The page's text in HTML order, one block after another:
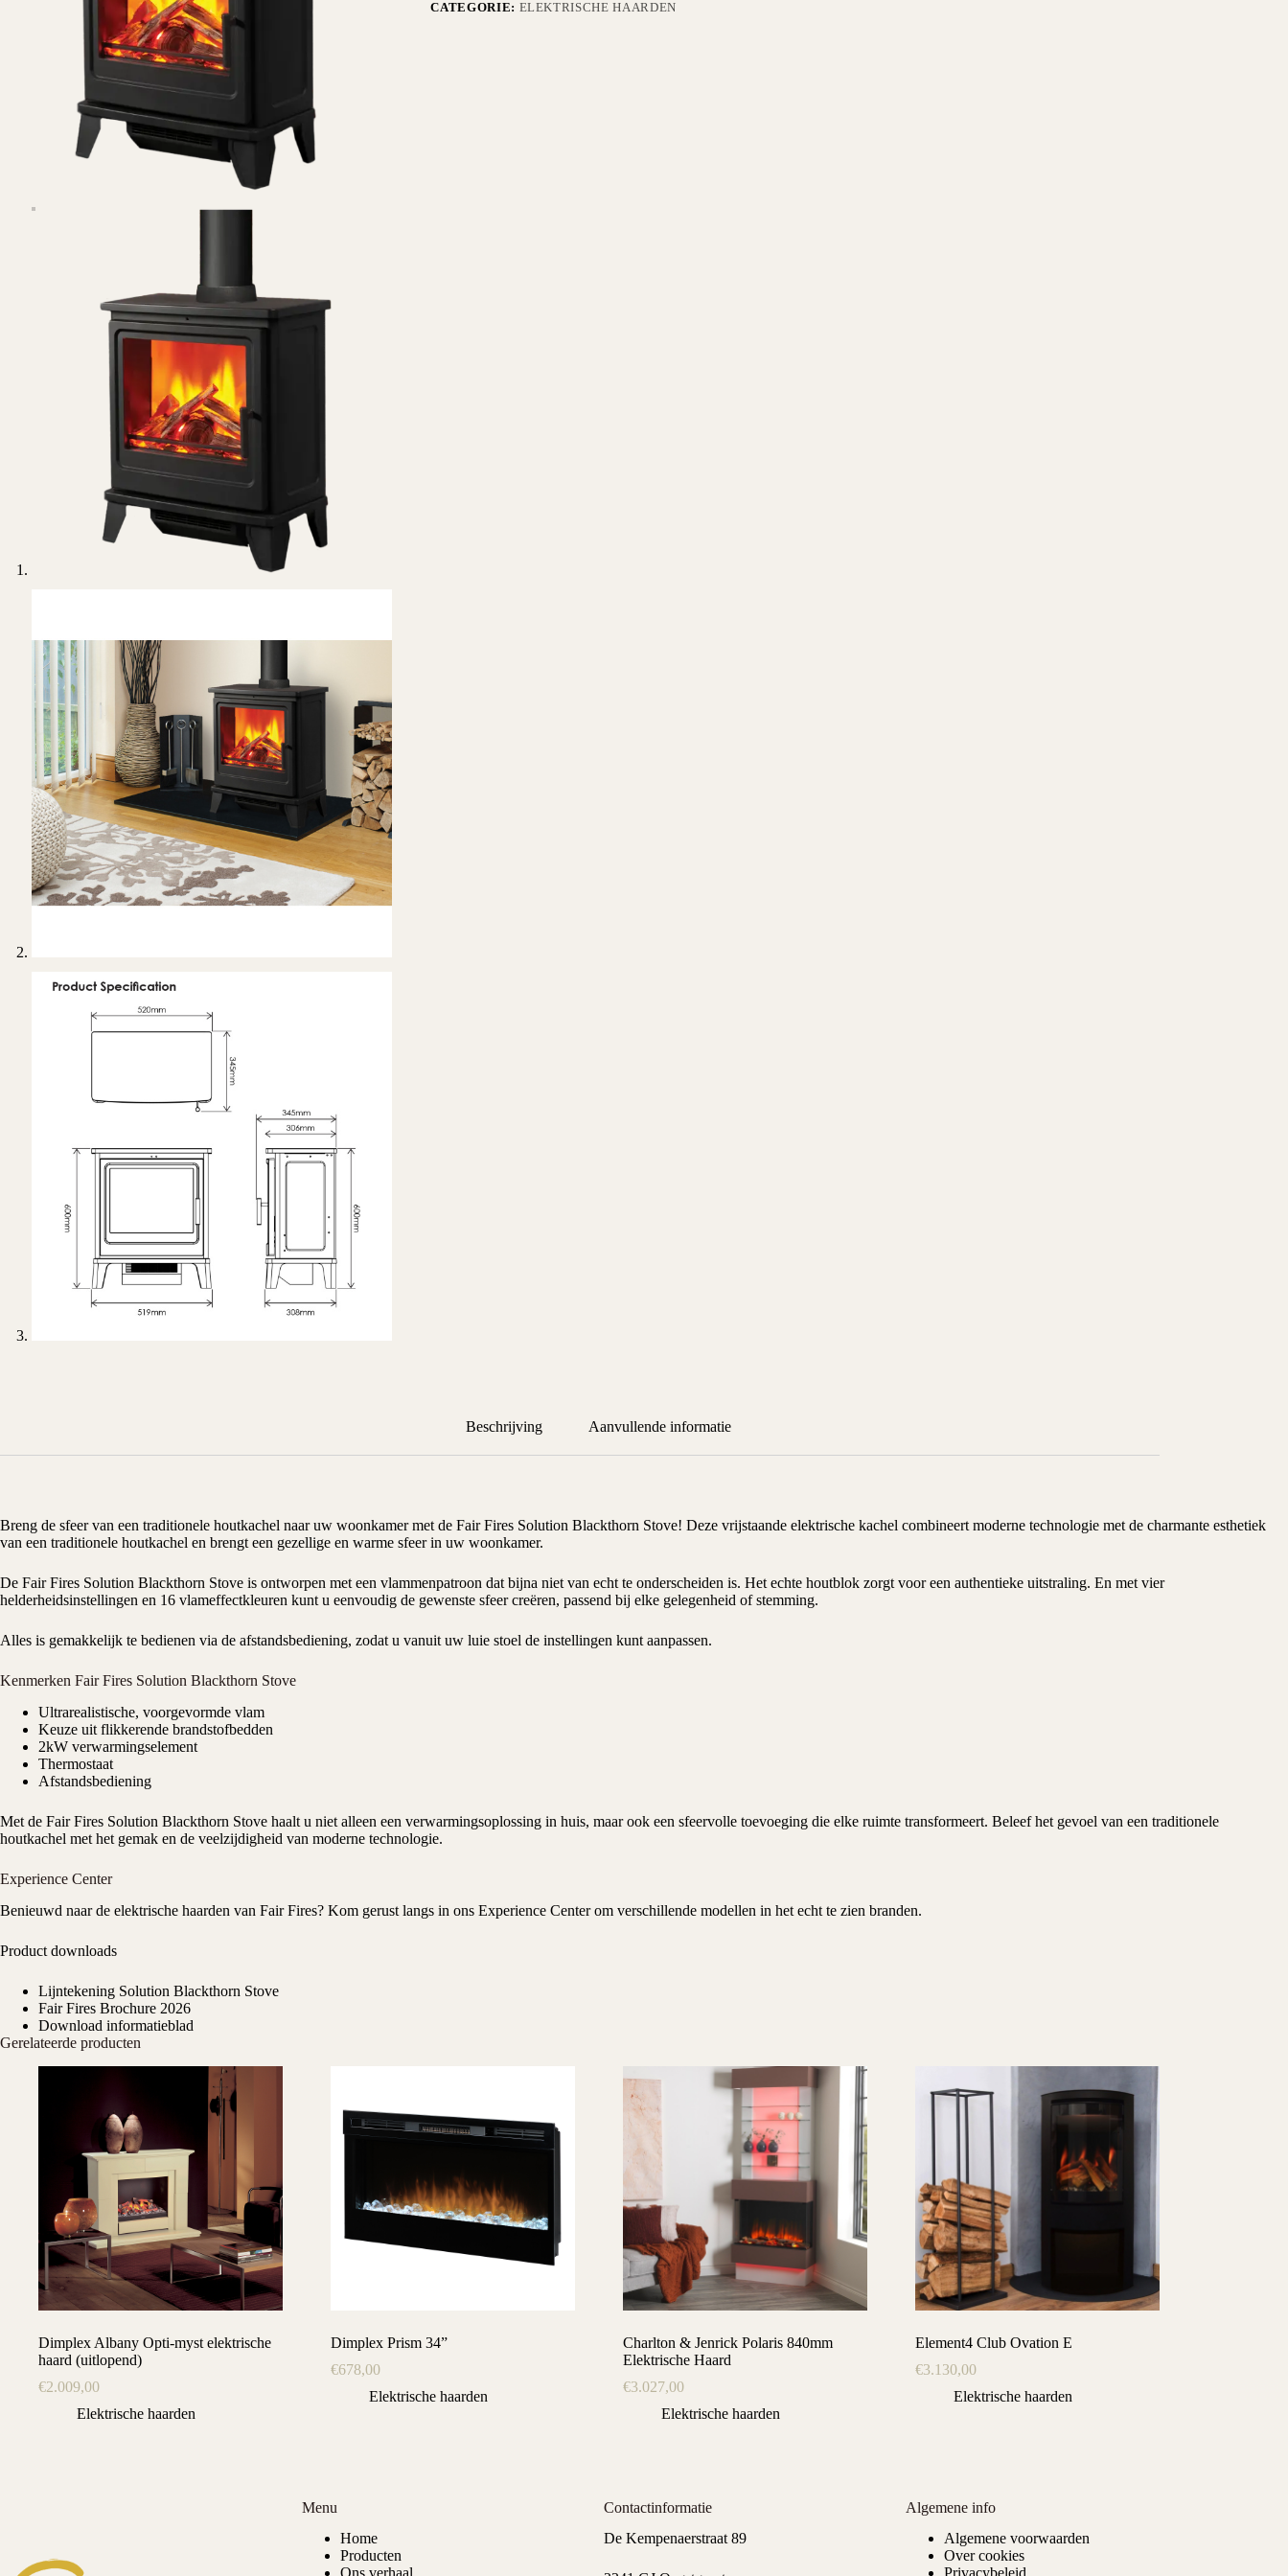
CATEGORIE: ELEKTRISCHE HAARDEN
Beschrijving Aanvullende informatie
Breng de sfeer van een traditionele houtkachel naar uw woonkamer met de Fair Fires Solution Blackthorn Stove! Deze vrijstaande elektrische kachel combineert moderne technologie met de charmante esthetiek
van een traditionele houtkachel en brengt een gezellige en warme sfeer in uw woonkamer.
De Fair Fires Solution Blackthorn Stove is ontworpen met een vlammenpatroon dat bijna niet van echt te onderscheiden is. Het echte houtblok zorgt voor een authentieke uitstraling. En met vier
helderheidsinstellingen en 16 vlameffectkleuren kunt u eenvoudig de gewenste sfeer creëren, passend bij elke gelegenheid of stemming.
Alles is gemakkelijk te bedienen via de afstandsbediening, zodat u vanuit uw luie stoel de instellingen kunt aanpassen.
Kenmerken Fair Fires Solution Blackthorn Stove
Ultrarealistische, voorgevormde vlam
Keuze uit flikkerende brandstofbedden
2kW verwarmingselement
Thermostaat
Afstandsbediening
Met de Fair Fires Solution Blackthorn Stove haalt u niet alleen een verwarmingsoplossing in huis, maar ook een sfeervolle toevoeging die elke ruimte transformeert. Beleef het gevoel van een traditionele
houtkachel met het gemak en de veelzijdigheid van moderne technologie.
Experience Center
Benieuwd naar de elektrische haarden van Fair Fires? Kom gerust langs in ons Experience Centerom verschillende modellen in het echt te zien branden.
Product downloads
Lijntekening Solution Blackthorn Stove
Fair Fires Brochure 2026
Download informatieblad
Gerelateerde producten
Dimplex Albany Opti-myst elektrische
haard (uitlopend)
€2.009,00
Elektrische haarden
Dimplex Prism 34”
€678,00
Elektrische haarden
Charlton & Jenrick Polaris 840mm
Elektrische Haard
€3.027,00
Elektrische haarden
Element4 Club Ovation E
€3.130,00
Elektrische haarden
Menu
Home
Producten
Contactinformatie
De Kempenaerstraat 89
Algemene info
Algemene voorwaarden
Over cookies